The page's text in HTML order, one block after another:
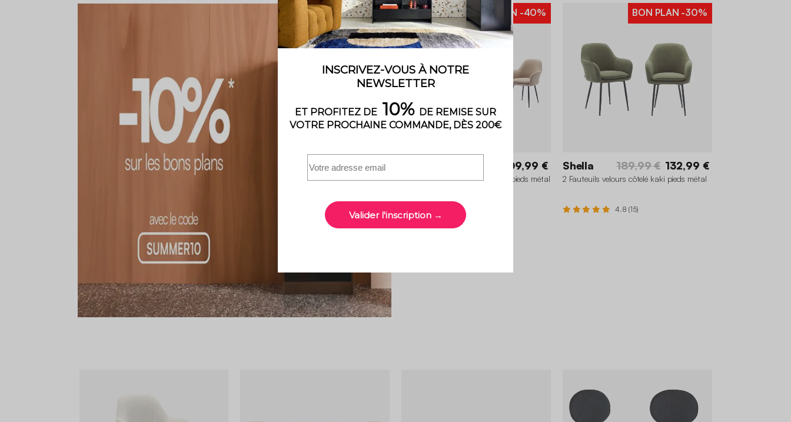
BON PLAN -40%
209,99 €
4 Fauteuils velours côtelé beige pieds métal
4.4 (18)
BON PLAN -30%
Shella 189,99 € 132,99 €
2 Fauteuils velours côtelé kaki pieds métal
4.8 (15)